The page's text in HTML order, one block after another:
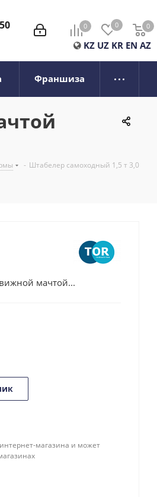
0 0 0
0
KZ UZ KR EN AZ
Франшиза
- Штабелер самоходный 1,5 т 3,0
мачтой...
магазина и может